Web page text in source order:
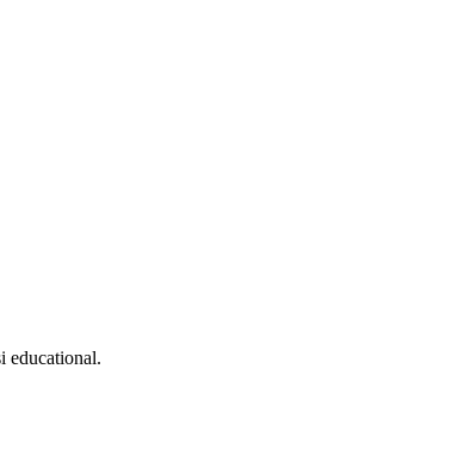
educational.